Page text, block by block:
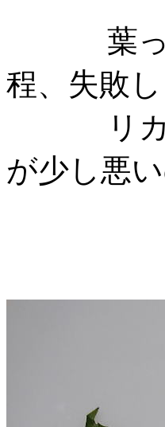
葉っぱ
程、失敗し
リカバ
が少し悪